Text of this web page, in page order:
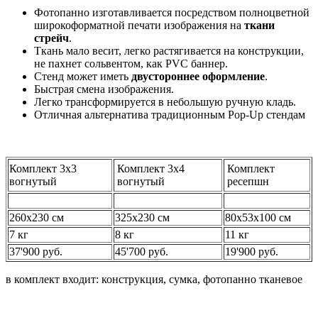
Фотопанно изготавливается посредством полноцветной
широкоформатной печати изображения на ткани
стрейч.
Ткань мало весит, легко растягивается на конструкции,
не пахнет сольвентом, как PVC баннер.
Стенд может иметь двустороннее оформление.
Быстрая смена изображения.
Легко трансформируется в небольшую ручную кладь.
Отличная альтернатива традиционным Pop-Up стендам
Комплект 3х3
вогнутый
Комплект 3х4
вогнутый
Комплект
ресепшн
260х230 см 325х230 см
80х53х100 см
7 кг
8 кг
11 кг
37'900 руб.
45'700 руб. 19'900 руб.
в комплект входит: конструкция, сумка, фотопанно тканевое